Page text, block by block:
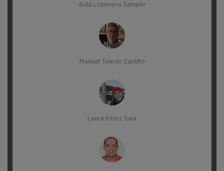
Aida Loperena Samper
Manuel Toledo Castillo
Laura Pérez Sala